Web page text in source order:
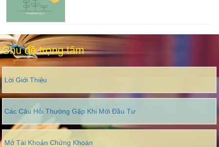
Chủ đề trọng tâm
Lời Giới Thiệu
Các Câu Hỏi Thường Gặp Khi Mới Đầu Tư
Mở Tài Khoản Chứng Khoán